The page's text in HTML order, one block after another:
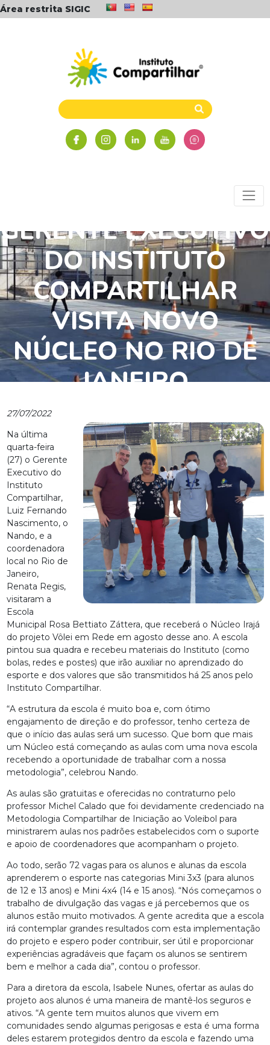
Área restrita SIGIC
GERENTE EXECUTIVO
DO INSTITUTO
COMPARTILHAR
VISITA NOVO
NÚCLEO NO RIO DE
JANEIRO
27/07/2022
Na última
quarta-feira
(27) o Gerente
Executivo do
Instituto
Compartilhar,
Luiz Fernando
Nascimento, o
Nando, e a
coordenadora
local no Rio de
Janeiro,
Renata Regis,
visitaram a
Escola
Municipal Rosa Bettiato Záttera, que receberá o Núcleo Irajá
do projeto Vôlei em Rede em agosto desse ano. A escola
pintou sua quadra e recebeu materiais do Instituto (como
bolas, redes e postes) que irão auxiliar no aprendizado do
esporte e dos valores que são transmitidos há 25 anos pelo
Instituto Compartilhar.
“A estrutura da escola é muito boa e, com ótimo
engajamento de direção e do professor, tenho certeza de
que o início das aulas será um sucesso. Que bom que mais
um Núcleo está começando as aulas com uma nova escola
recebendo a oportunidade de trabalhar com a nossa
metodologia”, celebrou Nando.
As aulas são gratuitas e oferecidas no contraturno pelo
professor Michel Calado que foi devidamente credenciado na
Metodologia Compartilhar de Iniciação ao Voleibol para
ministrarem aulas nos padrões estabelecidos com o suporte
e apoio de coordenadores que acompanham o projeto.
Ao todo, serão 72 vagas para os alunos e alunas da escola
aprenderem o esporte nas categorias Mini 3x3 (para alunos
de 12 e 13 anos) e Mini 4x4 (14 e 15 anos). “Nós começamos o
trabalho de divulgação das vagas e já percebemos que os
alunos estão muito motivados. A gente acredita que a escola
irá contemplar grandes resultados com esta implementação
do projeto e espero poder contribuir, ser útil e proporcionar
experiências agradáveis que façam os alunos se sentirem
bem e melhor a cada dia”, contou o professor.
Para a diretora da escola, Isabele Nunes, ofertar as aulas do
projeto aos alunos é uma maneira de mantê-los seguros e
ativos. “A gente tem muitos alunos que vivem em
comunidades sendo algumas perigosas e esta é uma forma
deles estarem protegidos dentro da escola e fazendo uma